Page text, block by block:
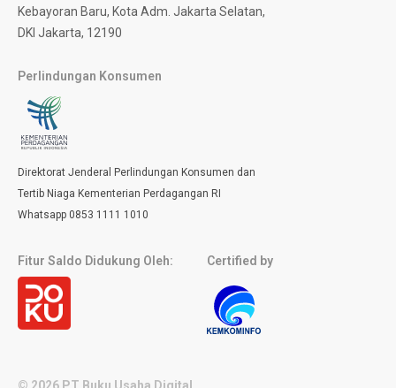
Kebayoran Baru, Kota Adm. Jakarta Selatan,
DKI Jakarta, 12190
Perlindungan Konsumen
Direktorat Jenderal Perlindungan Konsumen dan
Tertib Niaga Kementerian Perdagangan RI
Whatsapp 0853 1111 1010
Fitur Saldo Didukung Oleh: Certified by
© 2026 PT Buku Usaha Digital